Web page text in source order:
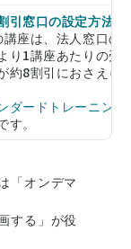
引窓口の設定方法
講座は、法人窓口の
り1講座あたりの受
約8割引におさえら
ダードトレーニング
す。
「オンデマ
する」が役